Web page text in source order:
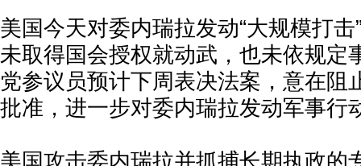
美国今天对委内瑞拉发动“大规模打
未取得国会授权就动武，也未依规定
党参议员预计下周表决法案，意在阻
批准，进一步对委内瑞拉发动军事行
美国攻击委内瑞拉并抓捕长期执政的